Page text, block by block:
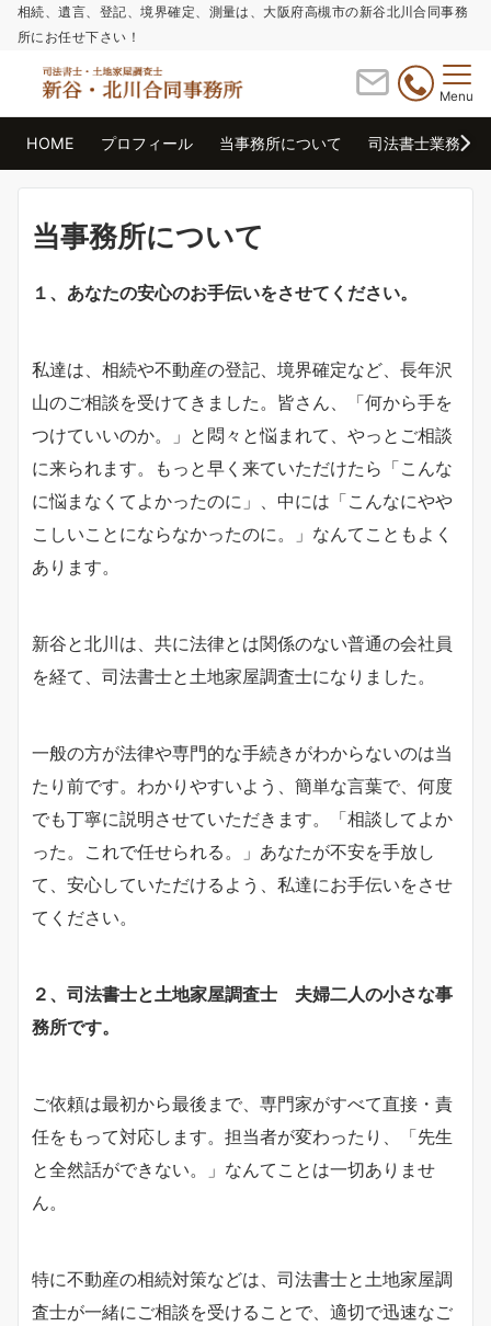
相続、遺言、登記、境界確定、測量は、大阪府高槻市の新谷北川合同事務
所にお任せ下さい！
Menu
HOME プロフィール 当事務所について 司法書士業務
当事務所について
１、あなたの安心のお手伝いをさせてください。
私達は、相続や不動産の登記、境界確定など、長年沢
山のご相談を受けてきました。皆さん、「何から手を
つけていいのか。」と悶々と悩まれて、やっとご相談
に来られます。もっと早く来ていただけたら「こんな
に悩まなくてよかったのに」、中には「こんなにやや
こしいことにならなかったのに。」なんてこともよく
あります。
新谷と北川は、共に法律とは関係のない普通の会社員
を経て、司法書士と土地家屋調査士になりました。
一般の方が法律や専門的な手続きがわからないのは当
たり前です。わかりやすいよう、簡単な言葉で、何度
でも丁寧に説明させていただきます。「相談してよか
った。これで任せられる。」あなたが不安を手放し
て、安心していただけるよう、私達にお手伝いをさせ
てください。
２、司法書士と土地家屋調査士 夫婦二人の小さな事
務所です。
ご依頼は最初から最後まで、専門家がすべて直接・責
任をもって対応します。担当者が変わったり、「先生
と全然話ができない。」なんてことは一切ありませ
ん。
特に不動産の相続対策などは、司法書士と土地家屋調
査士が一緒にご相談を受けることで、適切で迅速なご